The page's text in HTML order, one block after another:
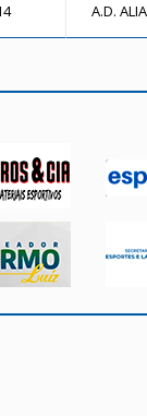
A.D.